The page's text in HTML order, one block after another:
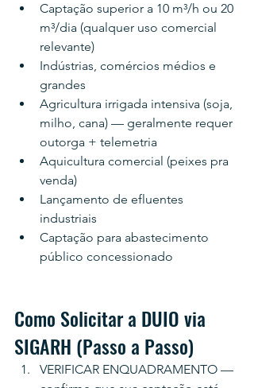
Captação superior a 10 m³/h ou 20
m³/dia (qualquer uso comercial
relevante)
Indústrias, comércios médios e
grandes
Agricultura irrigada intensiva (soja,
milho, cana) — geralmente requer
outorga + telemetria
Aquicultura comercial (peixes pra
venda)
Lançamento de efluentes
industriais
Captação para abastecimento
público concessionado
Como Solicitar a DUIO via
SIGARH (Passo a Passo)
VERIFICAR ENQUADRAMENTO —